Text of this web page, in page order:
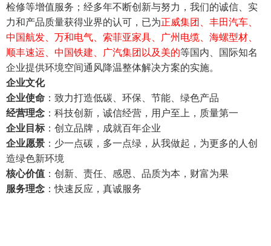
检修等增值服务；经多年不断创新与努力，我们的诚信、实
力和产品质量获得业界的认可，已为正威集团、丰田汽车、
中国航发、万和电气、索菲亚家具、广州电缆、海螺型材、
顺丰速运、中国铁建、广汽集团 以及美的等国内、国际知名
企业提供环境空间通风降温整体解决方案的实施。
企业文化
企业使命 ：致力打造低碳、环保、节能、绿色产品
经营理念 ：科技创新，诚信经营，用户至上，质量第一
企业目标：创立品牌，成就百年企业
企业愿景 ：少一点碳，多一点绿，从我做起，为更多的人创
造绿色新环境
核心价值 ：创新、责任、感恩、品质为本，财富为果
服务理念 ：快速反应，真诚服务